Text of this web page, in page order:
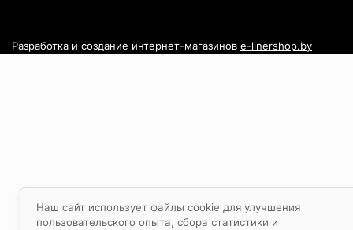
Наш сайт использует файлы cookie для улучшения
пользовательского опыта, сбора статистики и
Разработка и создание интернет-магазинов e-linershop.by